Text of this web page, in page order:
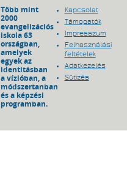
Több mint
2000
evangelizációs
iskola 63
országban,
amelyek
egyek az
identitásban
a vízióban, a
módszertanban
és a képzési
programban.
Kapcsolat
Támogatók
Impresszum
Felhasználási
feltételek
Adatkezelés
Sütizés